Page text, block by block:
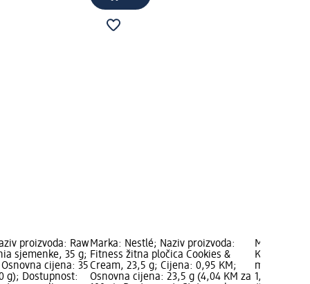
proizvoda: Raw
sjemenke, 35 g;
cijena: 35
g); Dostupnost:
Marka: Nestlé; Naziv proizvoda:
Fitness žitna pločica Cookies &
Cream, 23,5 g; Cijena: 0,95 KM;
Osnovna cijena: 23,5 g (4,04 KM za
Marka:
Kašica u
maralice,
1,90 KM;